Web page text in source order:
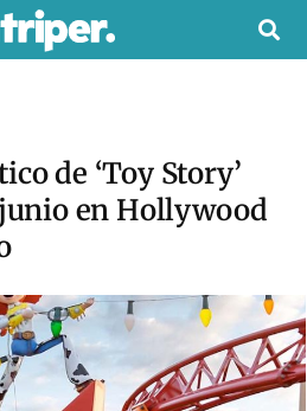
de ‘Toy Story’
en Hollywood